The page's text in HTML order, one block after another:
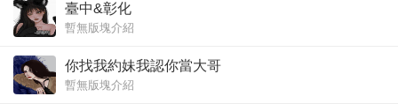
臺中&彰化
暫無版塊介紹
你找我約妹我認你當大哥
暫無版塊介紹